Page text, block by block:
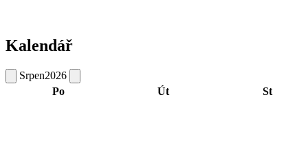
Kalendář
Srpen2026
Po
Út St